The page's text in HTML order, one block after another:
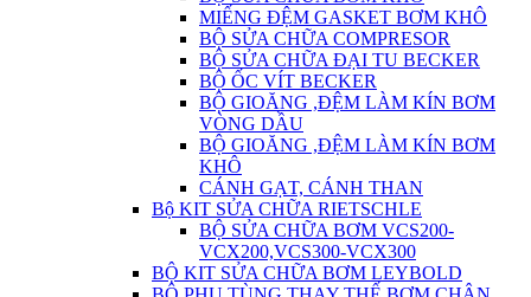
MIẾNG ĐỆM GASKET BƠM KHÔ
BỘ SỬA CHỮA COMPRESOR
BỘ SỬA CHỮA ĐẠI TU BECKER
BỘ ỐC VÍT BECKER
BỘ GIOĂNG ,ĐỆM LÀM KÍN BƠM
VÒNG DẦU
BỘ GIOĂNG ,ĐỆM LÀM KÍN BƠM
KHÔ
CÁNH GẠT, CÁNH THAN
Bộ KIT SỬA CHỮA RIETSCHLE
BỘ SỬA CHỮA BƠM VCS200-
VCX200,VCS300-VCX300
BỘ KIT SỬA CHỮA BƠM LEYBOLD